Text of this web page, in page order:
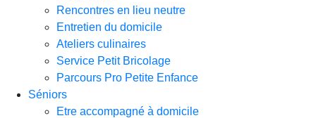
Rencontres en lieu neutre
Entretien du domicile
Ateliers culinaires
Service Petit Bricolage
Parcours Pro Petite Enfance
Séniors
Etre accompagné à domicile